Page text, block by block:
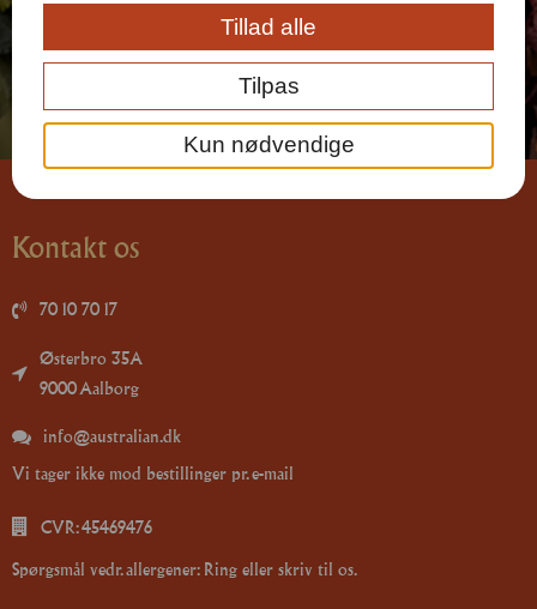
Kontakt os
70 10 70 17
Østerbro 35A
9000 Aalborg
info@australian.dk
Vi tager ikke mod bestillinger pr. e-mail
CVR: 45469476
Spørgsmål vedr. allergener: Ring eller skriv til os.
Kun nødvendige
Tilpas
Tillad alle